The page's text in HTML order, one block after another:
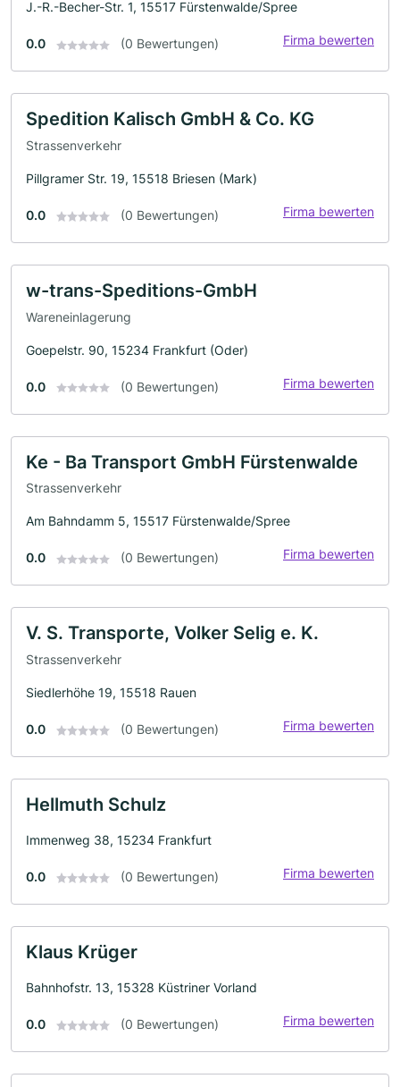
J.-R.-Becher-Str. 1, 15517 Fürstenwalde/Spree
0.0 (0 Bewertungen) Firma bewerten
Spedition Kalisch GmbH & Co. KG
Strassenverkehr
Pillgramer Str. 19, 15518 Briesen (Mark)
0.0 (0 Bewertungen) Firma bewerten
w-trans-Speditions-GmbH
Wareneinlagerung
Goepelstr. 90, 15234 Frankfurt (Oder)
0.0 (0 Bewertungen) Firma bewerten
Ke - Ba Transport GmbH Fürstenwalde
Strassenverkehr
Am Bahndamm 5, 15517 Fürstenwalde/Spree
0.0 (0 Bewertungen) Firma bewerten
V. S. Transporte, Volker Selig e. K.
Strassenverkehr
Siedlerhöhe 19, 15518 Rauen
0.0 (0 Bewertungen) Firma bewerten
Hellmuth Schulz
Immenweg 38, 15234 Frankfurt
0.0 (0 Bewertungen) Firma bewerten
Klaus Krüger
Bahnhofstr. 13, 15328 Küstriner Vorland
0.0 (0 Bewertungen) Firma bewerten